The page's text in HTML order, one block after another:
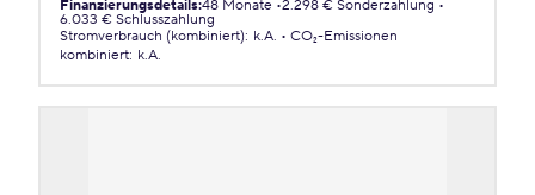
Finanzierungsdetails:48 Monate 2.298 € Sonderzahlung
6.033 € Schlusszahlung
Stromverbrauch (kombiniert): k.A.
CO₂-Emissionen
kombiniert: k.A.